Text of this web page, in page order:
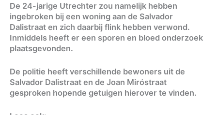
De 24-jarige Utrechter zou namelijk hebben
ingebroken bij een woning aan de Salvador
Dalistraat en zich daarbij flink hebben verwond.
Inmiddels heeft er een sporen en bloed onderzoek
plaatsgevonden.
De politie heeft verschillende bewoners uit de
Salvador Dalistraat en de Joan Miróstraat
gesproken hopende getuigen hierover te vinden.